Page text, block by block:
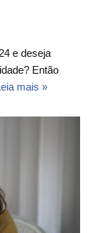
e deseja
Então
mais »